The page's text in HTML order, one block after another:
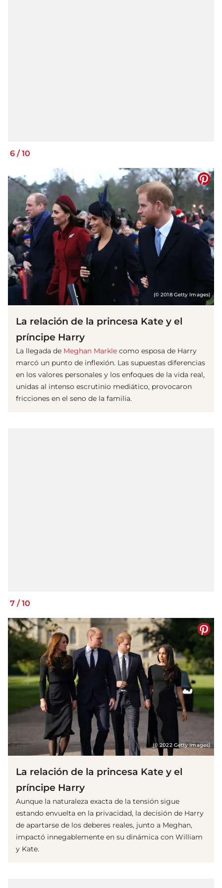
6 /10
(© 2018 Getty Images)
La relación de la princesa Kate y el
príncipe Harry
La llegada de Meghan Markle como esposa de Harry
marcó un punto de inflexión. Las supuestas diferencias
en los valores personales y los enfoques de la vida real,
unidas al intenso escrutinio mediático, provocaron
fricciones en el seno de la familia.
7 / 10
(© 2022 Getty Images)
La relación de la princesa Kate y el
príncipe Harry
Aunque la naturaleza exacta de la tensión sigue
estando envuelta en la privacidad, la decisión de Harry
de apartarse de los deberes reales, junto a Meghan,
impactó innegablemente en su dinámica con William
y Kate.